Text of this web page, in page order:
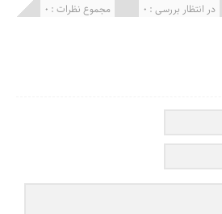
مجموع نظرات : 0 در انتظار بررسی : 0